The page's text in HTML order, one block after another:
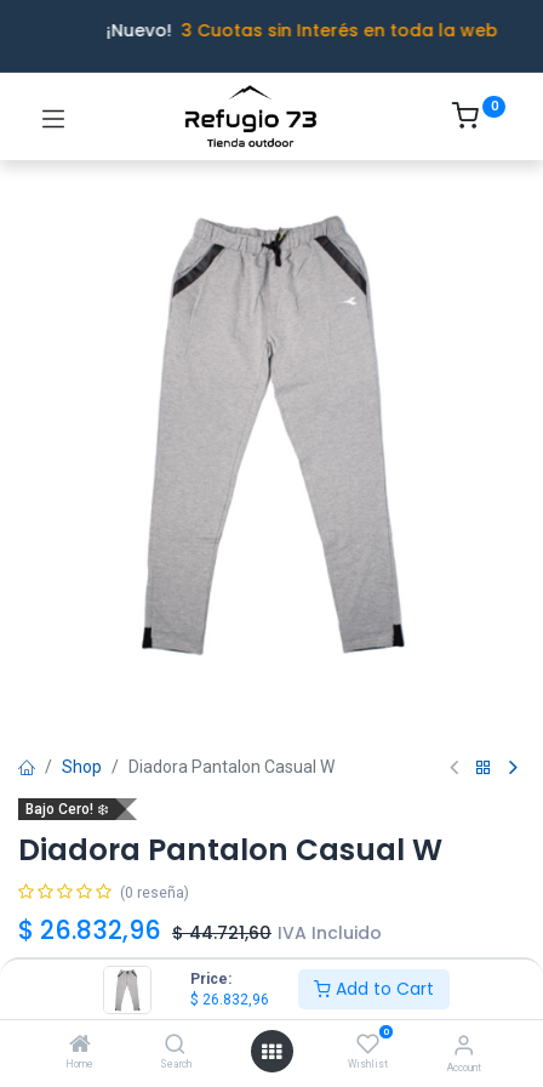
Price:
$ 26.832,96 Add to Cart
Home Search
0
Wishlist Account
¡Nuevo! 3 Cuotas sin Interés en toda la web
0
Shop Diadora Pantalon Casual W
Bajo Cero! ❄️
Diadora Pantalon Casual W
(0 reseña)
$ 26.832,96 $44.721,60 IVA Incluido
XL